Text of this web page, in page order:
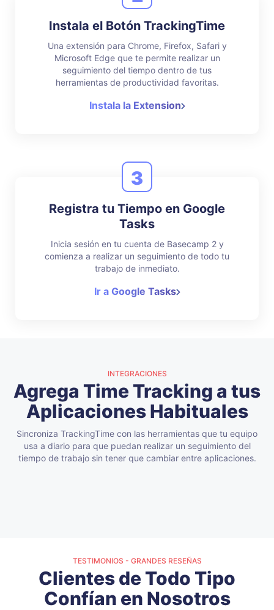
Instala el Botón TrackingTime
Una extensión para Chrome, Firefox, Safari y
Microsoft Edge que te permite realizar un
seguimiento del tiempo dentro de tus
herramientas de productividad favoritas.
Instala la Extension
3
Registra tu Tiempo en Google
Tasks
Inicia sesión en tu cuenta de Basecamp 2 y
comienza a realizar un seguimiento de todo tu
trabajo de inmediato.
Ir a Google Tasks
INTEGRACIONES
Agrega Time Tracking a tus
Aplicaciones Habituales
Sincroniza TrackingTime con las herramientas que tu equipo
usa a diario para que puedan realizar un seguimiento del
tiempo de trabajo sin tener que cambiar entre aplicaciones.
TESTIMONIOS - GRANDES RESEÑAS
Clientes de Todo Tipo
Confían en Nosotros